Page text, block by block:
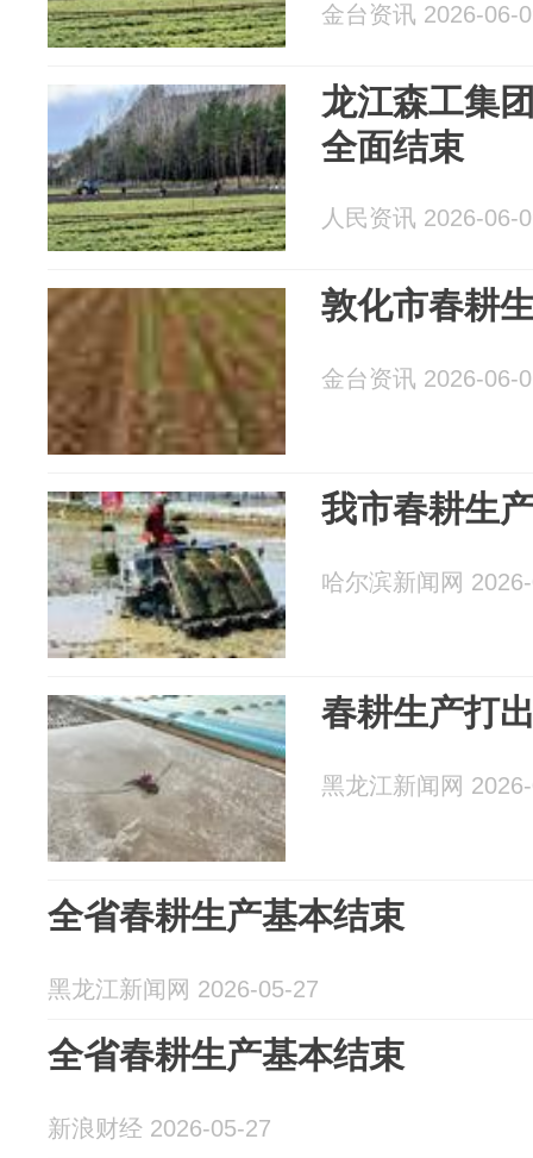
金台资讯 2026-06-
龙江森工集
全面结束
人民资讯 2026-06-
敦化市春耕
金台资讯 2026-06-
我市春耕生
哈尔滨新闻网
春耕生产打
黑龙江新闻网
全省春耕生产基本结束
黑龙江新闻网 2026-05-27
全省春耕生产基本结束
新浪财经 2026-05-27